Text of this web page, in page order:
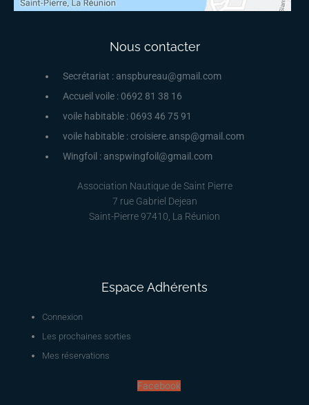
Nous contacter
Secrétariat : anspbureau@gmail.com
Accueil voile : 0692 81 38 16
voile habitable : 0693 46 75 91
voile habitable : croisiere.ansp@gmail.com
Wingfoil : anspwingfoil@gmail.com
Association Nautique de Saint Pierre
7 rue Gabriel Dejean
Saint-Pierre 97410, La Réunion
Espace Adhérents
Connexion
Les prochaines sorties
Mes réservations
Facebook